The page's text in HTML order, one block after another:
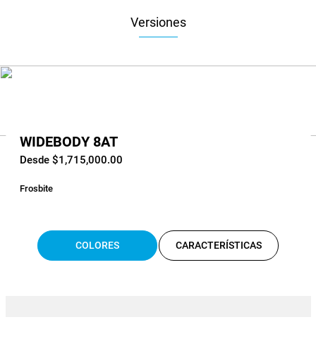
Versiones
WIDEBODY 8AT
Desde $1,715,000.00
Frosbite
COLORES CARACTERÍSTICAS